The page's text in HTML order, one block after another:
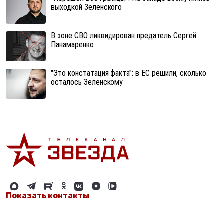
выходкой Зеленского
В зоне СВО ликвидирован предатель Сергей
Панамаренко
"Это констатация факта": в ЕС решили, сколько
осталось Зеленскому
Показать контакты